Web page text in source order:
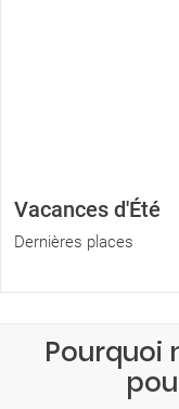
Vacances d'Été
Dernières places
Pourquoi